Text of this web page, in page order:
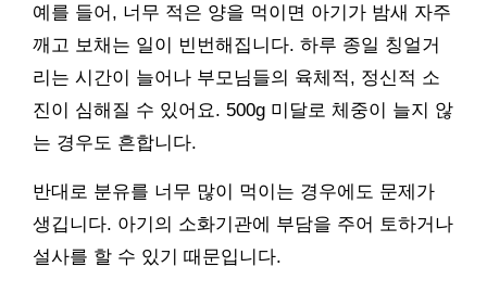
예를 들어, 너무 적은 양을 먹이면 아기가 밤새 자주
깨고 보채는 일이 빈번해집니다. 하루 종일 칭얼거
리는 시간이 늘어나 부모님들의 육체적, 정신적 소
진이 심해질 수 있어요. 500g 미달로 체중이 늘지 않
는 경우도 흔합니다.
반대로 분유를 너무 많이 먹이는 경우에도 문제가
생깁니다. 아기의 소화기관에 부담을 주어 토하거나
설사를 할 수 있기 때문입니다.